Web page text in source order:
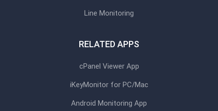
Line Monitoring
RELATED APPS
cPanel Viewer App
iKeyMonitor for PC/Mac
Android Monitoring App